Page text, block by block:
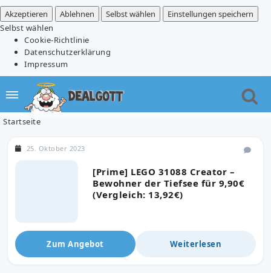
Akzeptieren
Ablehnen Selbst wählen
Einstellungen speichern
Selbst wählen
Cookie-Richtlinie
Datenschutzerklärung
Impressum
Startseite
[Prime] LEGO 31088 Creator –
Bewohner der Tiefsee für 9,90€
(Vergleich: 13,92€)
25. Oktober 2023
Zum Angebot Weiterlesen